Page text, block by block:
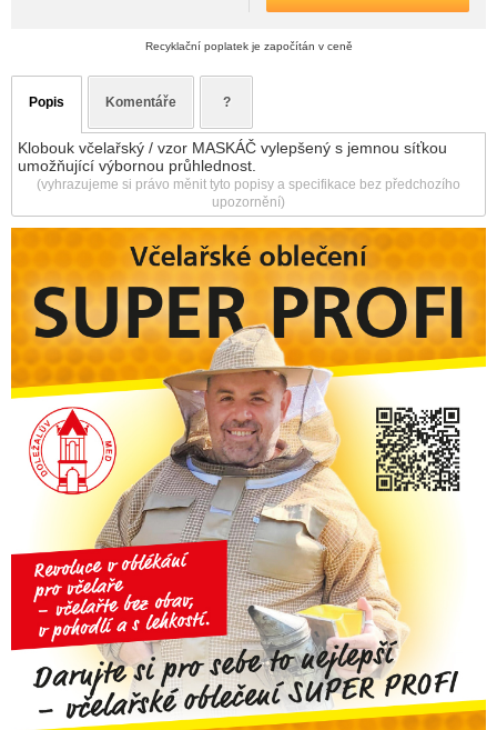
Recyklační poplatek je započítán v ceně
Popis Komentáře ?
Klobouk včelařský / vzor MASKÁČ vylepšený s jemnou síťkou
umožňující výbornou průhlednost.
(vyhrazujeme si právo měnit tyto popisy a specifikace bez předchozího
upozornění)